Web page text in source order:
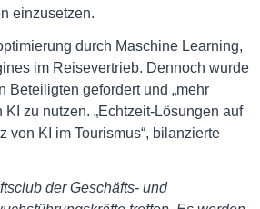
einzusetzen.
durch Maschine Learning,
im Reisevertrieb. Dennoch wurde
Beteiligten gefordert und „mehr
zu nutzen. „Echtzeit-Lösungen auf
KI im Tourismus“, bilanzierte
der Geschäfts- und